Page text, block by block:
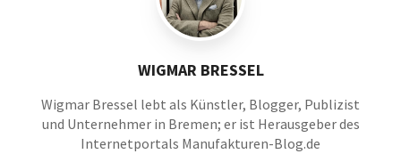
WIGMAR BRESSEL
Wigmar Bressel lebt als Künstler, Blogger, Publizist
und Unternehmer in Bremen; er ist Herausgeber des
Internetportals Manufakturen-Blog.de